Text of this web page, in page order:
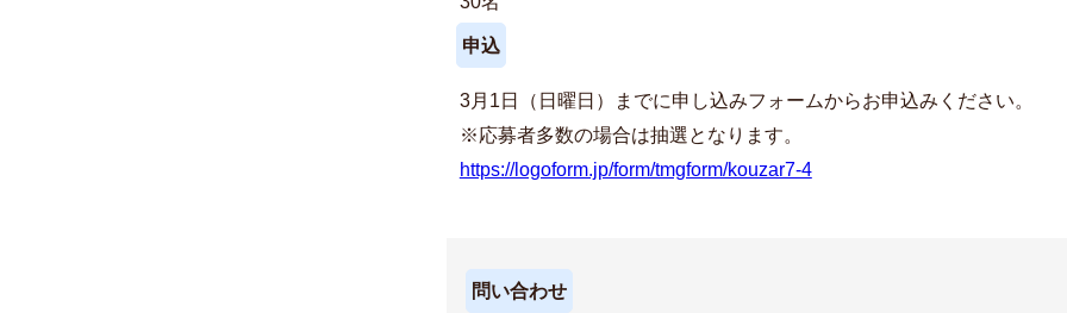
申込
3月1日（日曜日）までに申し込みフォームからお申込みください。
※応募者多数の場合は抽選となります。
https://logoform.jp/form/tmgform/kouzar7-4
問い合わせ